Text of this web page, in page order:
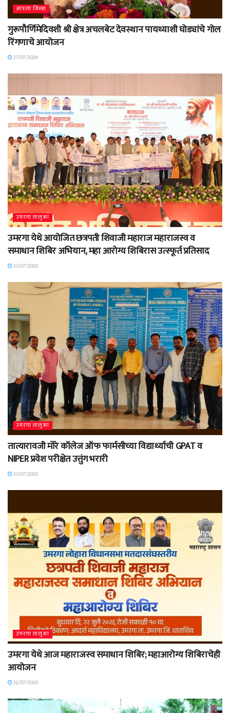
आपला जिल्हा
गुरूपौर्णिमेदिवशी श्री क्षेत्र अचलबेट देवस्थान पायथ्याशी घोड्यांचे गोल
रिंगणाचे आयोजन
27/07/2026
उमरगा तालुका
उमरगा येथे आयोजित छत्रपती शिवाजी महाराज महाराजस्व व
समाधान शिबिर अभियान, महा आरोग्य शिबिरास उत्स्फूर्त प्रतिसाद
23/07/2026
उमरगा तालुका
तात्यारावजी मोरे कॉलेज ऑफ फार्मसीच्या विद्यार्थ्याची GPAT व
NIPER प्रवेश परीक्षेत उत्तुंग भरारी
23/07/2026
उमरगा तालुका
उमरगा येथे आज महाराजस्व समाधान शिबिर; महाआरोग्य शिबिराचेही
आयोजन
22/07/2026